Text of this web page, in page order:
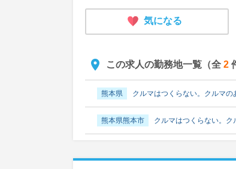
気になる
この求人の勤務地一覧（全 2
熊本県 クルマはつくらない。クルマの
熊本県熊本市 クルマはつくらない。ク